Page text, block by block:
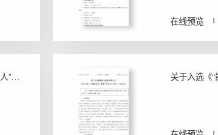
在线预览
关于公司入选第三批专精特新“小巨人”企业名单的公告